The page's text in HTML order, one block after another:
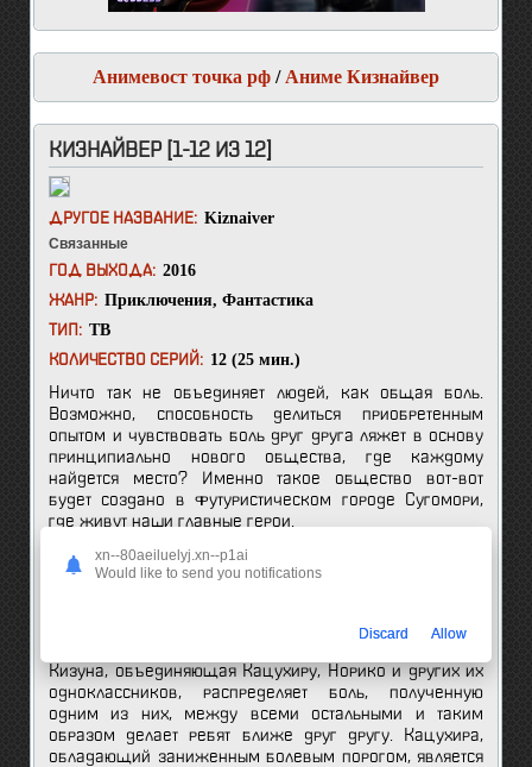
Анимевост точка рф / Аниме Кизнайвер
КИЗНАЙВЕР [1-12 ИЗ 12]
ДРУГОЕ НАЗВАНИЕ: Kiznaiver
Связанные
ГОД ВЫХОДА: 2016
ЖАНР: Приключения, Фантастика
ТИП: ТВ
КОЛИЧЕСТВО СЕРИЙ: 12 (25 мин.)
Ничто так не объединяет людей, как общая боль.
Возможно, способность делиться приобретенным
опытом и чувствовать боль друг друга ляжет в основу
принципиально нового общества, где каждому
найдется место? Именно такое общество вот-вот
будет создано в футуристическом городе Сугомори,
где живут наши главные герои.
Накануне летних каникул паренек по имени Кацухира
Агата узнал от своей странной одноклассницы Норико
Кизнайверы – это люди, способные наладить между
Кизуна, объединяющая Кацухиру, Норико и других их
одноклассников, распределяет боль, полученную
одним из них, между всеми остальными и таким
образом делает ребят ближе друг другу. Кацухира,
обладающий заниженным болевым порогом, является
xn--80aeiluelyj.xn--p1ai
Would like to send you notifications
Discard Allow